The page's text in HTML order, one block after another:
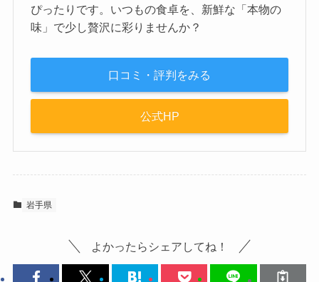
ぴったりです。いつもの食卓を、新鮮な「本物の
味」で少し贅沢に彩りませんか？
口コミ・評判をみる
公式HP
岩手県
よかったらシェアしてね！